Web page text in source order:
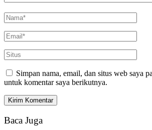
Simpan nama, email, dan situs web saya
untuk komentar saya berikutnya.
Baca Juga